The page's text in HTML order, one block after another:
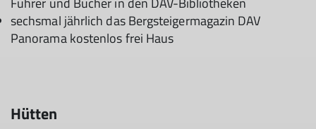
sechsmal jährlich das Bergsteigermagazin DAV
Panorama kostenlos frei Haus
Hütten